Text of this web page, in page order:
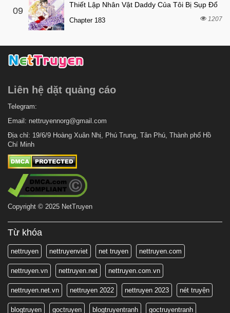
09
Thiết Lập Nhân Vật Daddy Của Tôi Bị Sụp Đổ
Chapter 183 1207
Liên hệ dặt quảng cáo
Telegram:
Email: nettruyennorg@gmail.com
Địa chỉ: 19/6/9 Hoàng Xuân Nhị, Phú Trung, Tân Phú, Thành phố Hồ
Chí Minh
Copyright © 2025 NetTruyen
Từ khóa
nettruyen nettruyenviet net truyen nettruyen.com
nettruyen.vn nettruyen.net nettruyen.com.vn
nettruyen.net.vn nettruyen 2022 nettruyen 2023 nét truyện
blogtruyen goctruyen blogtruyentranh goctruyentranh